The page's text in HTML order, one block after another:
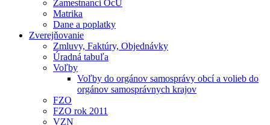
Zamestnanci OcÚ
Matrika
Dane a poplatky
Zverejňovanie
Zmluvy, Faktúry, Objednávky
Úradná tabuľa
Voľby
Voľby do orgánov samosprávy obcí a volieb do
orgánov samosprávnych krajov
FZO
FZO rok 2011
VZN